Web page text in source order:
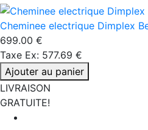
Cheminee electrique Dimplex
699.00 €
Taxe Ex: 577.69 €
Ajouter au panier
LIVRAISON
GRATUITE!